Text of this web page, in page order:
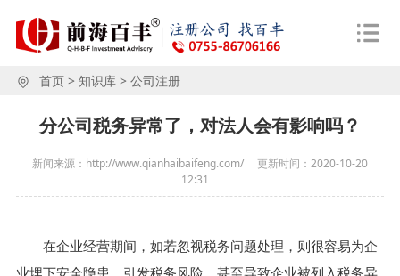
首页> 知识库> 公司注册
分公司税务异常了，对法人会有影响吗？
新闻来源：http://www.qianhaibaifeng.com/ 更新时间： 2020-10-20
12:31
在企业经营期间，如若忽视税务问题处理，则很容易为企
业埋下安全隐患，引发税务风险，甚至导致企业被列入税务异